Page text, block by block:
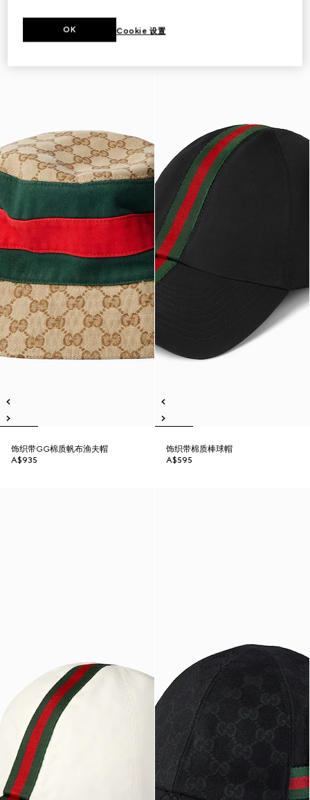
饰织带GG棉质帆布渔夫帽
A$935
饰织带棉质棒球帽
A$595
Cookie 设置
OK